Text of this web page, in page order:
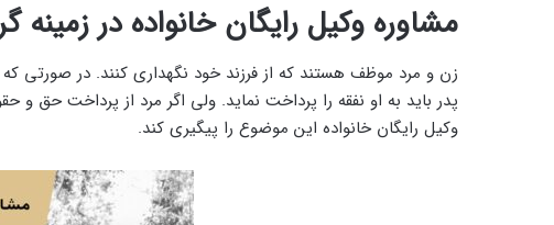
مشاوره وکیل رایگان خانواده در زمینه
زن و مرد موظف هستند که از فرزند خود نگهداری کنند. در صورتی
پدر باید به او نفقه را پرداخت نماید. ولی اگر مرد از پرداخت حق و
وکیل رایگان خانواده این موضوع را پیگیری کند.